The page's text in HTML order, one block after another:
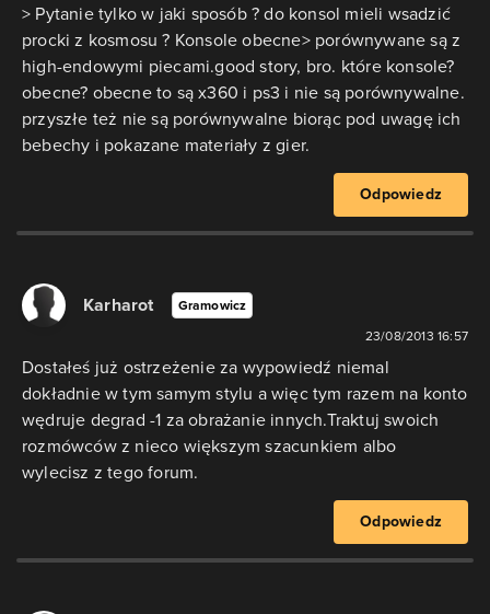
> Pytanie tylko w jaki sposób ? do konsol mieli wsadzić
procki z kosmosu ? Konsole obecne> porównywane są z
high-endowymi piecami.good story, bro. które konsole?
obecne? obecne to są x360 i ps3 i nie są porównywalne.
przyszłe też nie są porównywalne biorąc pod uwagę ich
bebechy i pokazane materiały z gier.
Odpowiedz
Karharot Gramowicz
23/08/2013 16:57
Dostałeś już ostrzeżenie za wypowiedź niemal
dokładnie w tym samym stylu a więc tym razem na konto
wędruje degrad -1 za obrażanie innych.Traktuj swoich
rozmówców z nieco większym szacunkiem albo
wylecisz z tego forum.
Odpowiedz